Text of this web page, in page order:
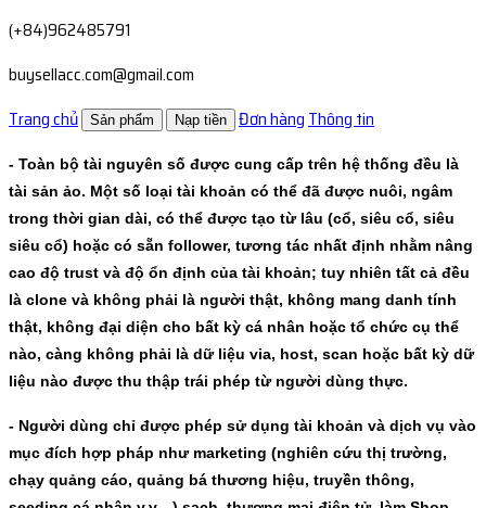
(+84)962485791
buysellacc.com@gmail.com
Trang chủ
Sản phẩm Nạp tiền Đơn hàng Thông tin
- Toàn bộ tài nguyên số được cung cấp trên hệ thống đều là
tài sản ảo. Một số loại tài khoản có thể đã được nuôi, ngâm
trong thời gian dài, có thể được tạo từ lâu (cổ, siêu cổ, siêu
siêu cổ) hoặc có sẵn follower, tương tác nhất định nhằm nâng
cao độ trust và độ ổn định của tài khoản; tuy nhiên tất cả đều
là clone và không phải là người thật, không mang danh tính
thật, không đại diện cho bất kỳ cá nhân hoặc tổ chức cụ thể
nào, càng không phải là dữ liệu via, host, scan hoặc bất kỳ dữ
liệu nào được thu thập trái phép từ người dùng thực.
- Người dùng chỉ được phép sử dụng tài khoản và dịch vụ vào
mục đích hợp pháp như marketing (nghiên cứu thị trường,
chạy quảng cáo, quảng bá thương hiệu, truyền thông,